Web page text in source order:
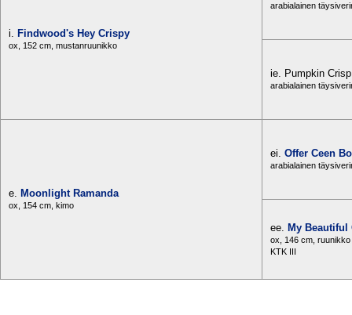
i. Findwood's Hey Crispy
ox, 152 cm, mustanruunikko
arabialainen
ie. Pumpkin
arabialainen
e. Moonlight Ramanda
ox, 154 cm, kimo
ei. Offer Ceen
arabialainen
ee. My Beautiful
ox, 146 cm, ruunikko
KTK III